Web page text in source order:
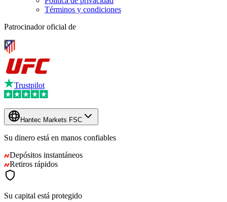
Términos y condiciones
Patrocinador oficial de
Trustpilot
Hantec Markets FSC
Su dinero está en manos confiables
Depósitos instantáneos
Retiros rápidos
Su capital está protegido